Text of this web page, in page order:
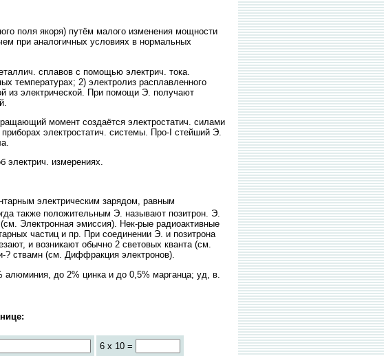
поля якоря) путём малого изменения мощности
при аналогичных условиях в нормальных
сплавов с помощью электрич. тока.
температурах; 2) электролиз расплавленного
из электрической. При помощи Э. получают
момент создаётся электростатич. силами
электростатич. системы. Про-I стейший Э.
измерениях.
электрическим зарядом, равным
также положительным Э. называют позитрон. Э.
Электронная эмиссия). Нек-рые радиоактивные
частиц и пр. При соединении Э. и позитрона
и возникают обычно 2 световых кванта (см.
? ствамн (см. Диффракция электронов).
до 2% цинка и до 0,5% марганца; уд, в.
6 x 10 =